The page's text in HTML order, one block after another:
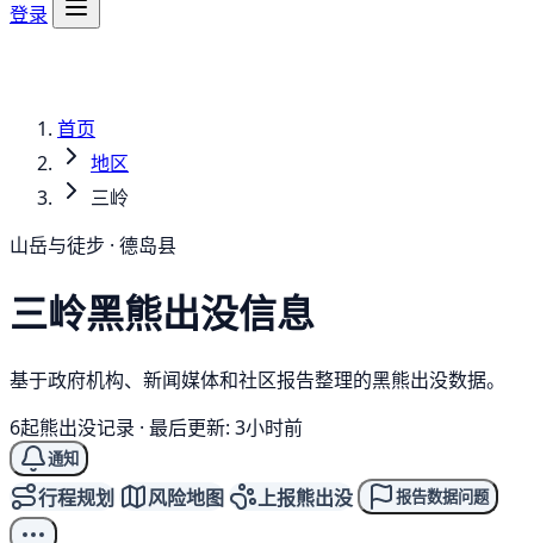
登录
首页
地区
三岭
山岳与徒步 · 德岛县
三岭黑熊出没信息
基于政府机构、新闻媒体和社区报告整理的黑熊出没数据。
6起熊出没记录 · 最后更新: 3小时前
通知
行程规划 风险地图 上报熊出没 报告数据问题